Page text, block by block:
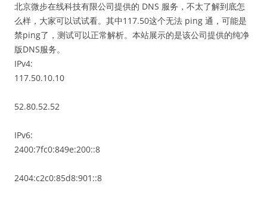
北京微步在线科技有限公司提供的 DNS 服务，不太了解到底怎
么样，大家可以试试看。其中117.50这个无法 ping 通，可能是
禁ping了，测试可以正常解析。本站展示的是该公司提供的纯净
版DNS服务。
IPv4:
117.50.10.10
52.80.52.52
IPv6:
2400:7fc0:849e:200::8
2404:c2c0:85d8:901::8